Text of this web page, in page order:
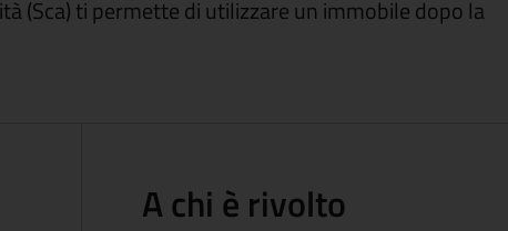
(Sca) ti permette di utilizzare un immobile dopo la
A chi è rivolto